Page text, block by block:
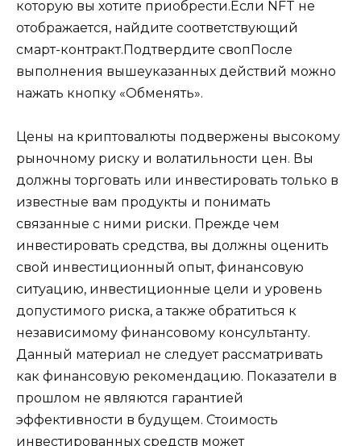
которую вы хотите приобрести.Если NFT не
отображается, найдите соответствующий
смарт-контракт.Подтвердите свопПосле
выполнения вышеуказанных действий можно
нажать кнопку «Обменять».
Цены на криптовалюты подвержены высокому
рыночному риску и волатильности цен. Вы
должны торговать или инвестировать только в
известные вам продукты и понимать
связанные с ними риски. Прежде чем
инвестировать средства, вы должны оценить
свой инвестиционный опыт, финансовую
ситуацию, инвестиционные цели и уровень
допустимого риска, а также обратиться к
независимому финансовому консультанту.
Данный материал не следует рассматривать
как финансовую рекомендацию. Показатели в
прошлом не являются гарантией
эффективности в будущем. Стоимость
инвестированных средств может